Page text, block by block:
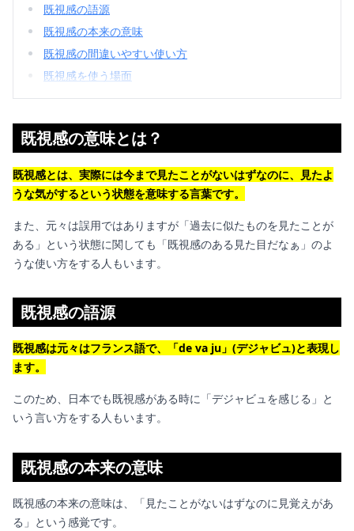
既視感の語源
既視感の本来の意味
既視感の間違いやすい使い方
既視感を使う場面
既視感の意味とは？
既視感とは、実際には今まで見たことがないはずなのに、見たよ
うな気がするという状態を意味する言葉です。
また、元々は誤用ではありますが「過去に似たものを見たことが
ある」という状態に関しても「既視感のある見た目だなぁ」のよ
うな使い方をする人もいます。
既視感の語源
既視感は元々はフランス語で、「de va ju」(デジャビュ)と表現し
ます。
このため、日本でも既視感がある時に「デジャビュを感じる」と
いう言い方をする人もいます。
既視感の本来の意味
既視感の本来の意味は、「見たことがないはずなのに見覚えがあ
る」という感覚です。